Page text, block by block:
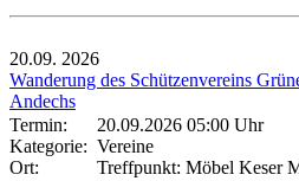
20.09. 2026
Wanderung des Schützenvereins
Andechs
Termin:
20.09.2026 05:00 Uhr
Kategorie: Vereine
Ort:
Treffpunkt: Möbel Keser